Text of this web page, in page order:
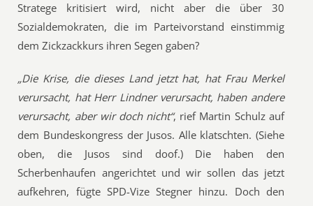
Stratege kritisiert wird, nicht aber die über 30
Sozialdemokraten, die im Parteivorstand einstimmig
dem Zickzackkurs ihren Segen gaben?
„Die Krise, die dieses Land jetzt hat, hat Frau Merkel
verursacht, hat Herr Lindner verursacht, haben andere
verursacht, aber wir doch nicht“, rief Martin Schulz auf
dem Bundeskongress der Jusos. Alle klatschten. (Siehe
oben, die Jusos sind doof.) Die haben den
Scherbenhaufen angerichtet und wir sollen das jetzt
aufkehren, fügte SPD-Vize Stegner hinzu. Doch den